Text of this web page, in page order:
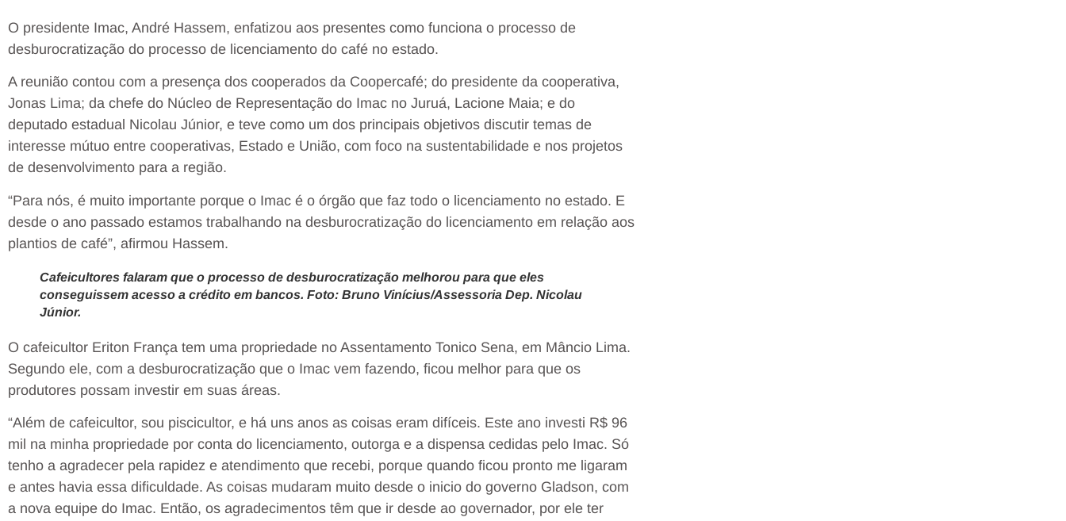
O presidente Imac, André Hassem, enfatizou aos presentes como funciona o processo de
desburocratização do processo de licenciamento do café no estado.
A reunião contou com a presença dos cooperados da Coopercafé; do presidente da cooperativa,
Jonas Lima; da chefe do Núcleo de Representação do Imac no Juruá, Lacione Maia; e do
deputado estadual Nicolau Júnior, e teve como um dos principais objetivos discutir temas de
interesse mútuo entre cooperativas, Estado e União, com foco na sustentabilidade e nos projetos
de desenvolvimento para a região.
“Para nós, é muito importante porque o Imac é o órgão que faz todo o licenciamento no estado. E
desde o ano passado estamos trabalhando na desburocratização do licenciamento em relação aos
plantios de café”, afirmou Hassem.
Cafeicultores falaram que o processo de desburocratização melhorou para que eles
conseguissem acesso a crédito em bancos. Foto: Bruno Vinícius/Assessoria Dep. Nicolau
Júnior.
O cafeicultor Eriton França tem uma propriedade no Assentamento Tonico Sena, em Mâncio Lima.
Segundo ele, com a desburocratização que o Imac vem fazendo, ficou melhor para que os
produtores possam investir em suas áreas.
“Além de cafeicultor, sou piscicultor, e há uns anos as coisas eram difíceis. Este ano investi R$ 96
mil na minha propriedade por conta do licenciamento, outorga e a dispensa cedidas pelo Imac. Só
tenho a agradecer pela rapidez e atendimento que recebi, porque quando ficou pronto me ligaram
e antes havia essa dificuldade. As coisas mudaram muito desde o inicio do governo Gladson, com
a nova equipe do Imac. Então, os agradecimentos têm que ir desde ao governador, por ele ter